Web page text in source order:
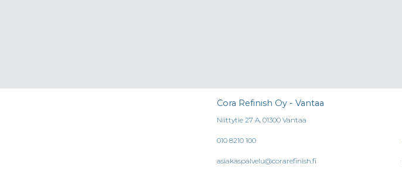
Cora Refinish Oy - Vantaa
Niittytie 27 A, 01300 Vantaa
010 8210 100
asiakaspalvelu@corarefinish.fi